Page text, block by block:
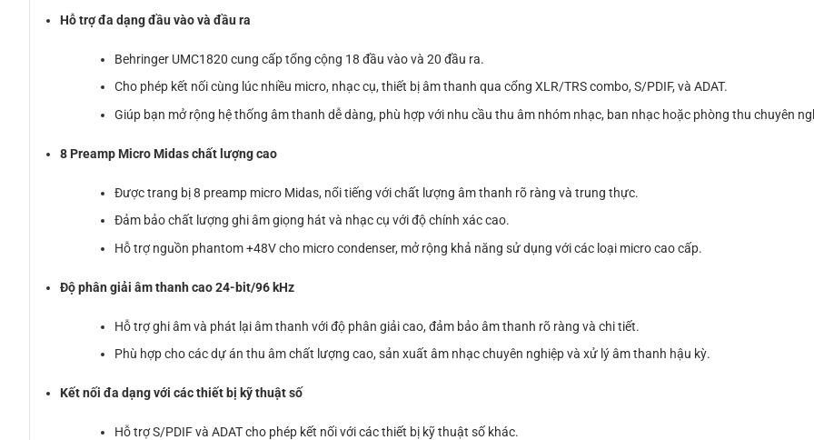
Hỗ trợ đa dạng đầu vào và đầu ra
Behringer UMC1820 cung cấp tổng cộng 18 đầu vào và 20 đầu ra.
Cho phép kết nối cùng lúc nhiều micro, nhạc cụ, thiết bị âm thanh qua cổng XLR/TRS combo, S/PDIF, và ADAT.
Giúp bạn mở rộng hệ thống âm thanh dễ dàng, phù hợp với nhu cầu thu âm nhóm nhạc, ban nhạc hoặc phòng thu chuyên
8 Preamp Micro Midas chất lượng cao
Được trang bị 8 preamp micro Midas, nổi tiếng với chất lượng âm thanh rõ ràng và trung thực.
Đảm bảo chất lượng ghi âm giọng hát và nhạc cụ với độ chính xác cao.
Hỗ trợ nguồn phantom +48V cho micro condenser, mở rộng khả năng sử dụng với các loại micro cao cấp.
Độ phân giải âm thanh cao 24-bit/96 kHz
Hỗ trợ ghi âm và phát lại âm thanh với độ phân giải cao, đảm bảo âm thanh rõ ràng và chi tiết.
Phù hợp cho các dự án thu âm chất lượng cao, sản xuất âm nhạc chuyên nghiệp và xử lý âm thanh hậu kỳ.
Kết nối đa dạng với các thiết bị kỹ thuật số
Hỗ trợ S/PDIF và ADAT cho phép kết nối với các thiết bị kỹ thuật số khác.